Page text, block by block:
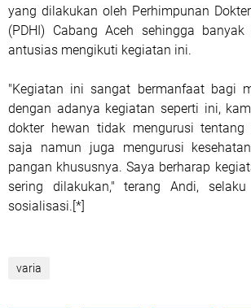
yang dilakukan oleh Perhimpunan
(PDHI) Cabang Aceh sehingga
antusias mengikuti kegiatan ini.
"Kegiatan ini sangat bermanfaat bagi
dengan adanya kegiatan seperti ini,
dokter hewan tidak mengurusi tentang
saja namun juga mengurusi
pangan khususnya. Saya berharap
sering dilakukan," terang Andi,
sosialisasi.[*]
varia